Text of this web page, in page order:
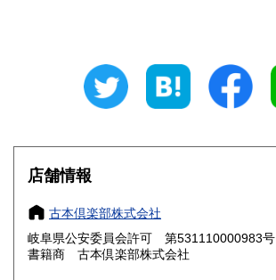
静岡県
680円 三重県
滋賀県 680円 京都府
大阪府
奈良県
鳥取県 680円
店舗情報
古本倶楽部株式会社
岐阜県公安委員会許可 第531110000983号
書籍商 古本倶楽部株式会社